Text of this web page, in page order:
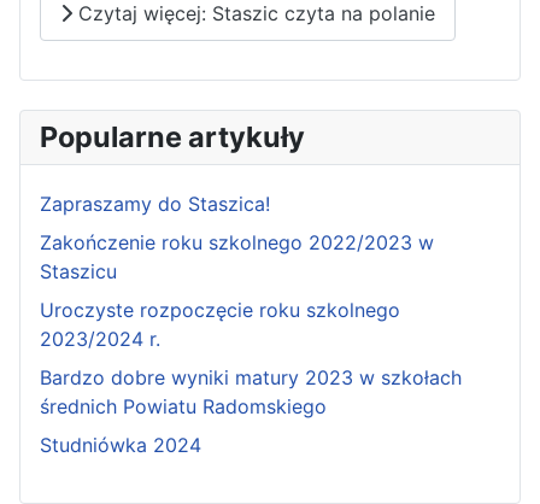
Czytaj więcej: Staszic czyta na polanie
Popularne artykuły
Zapraszamy do Staszica!
Zakończenie roku szkolnego 2022/2023 w
Staszicu
Uroczyste rozpoczęcie roku szkolnego
2023/2024 r.
Bardzo dobre wyniki matury 2023 w szkołach
średnich Powiatu Radomskiego
Studniówka 2024